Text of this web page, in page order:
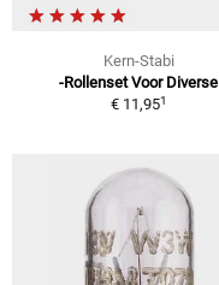
Kern-Stabi
-Rollenset Voor Diverse
€ 11,951